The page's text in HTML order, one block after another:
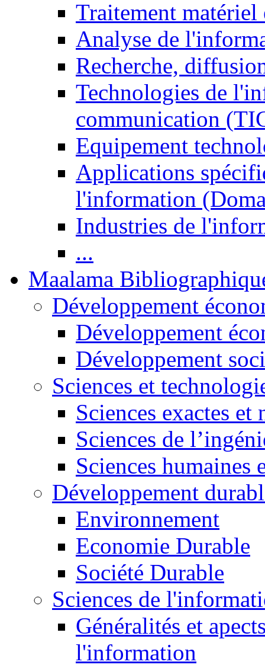
Traitement matériel
Analyse de
Recherche,
Technologies de
communication
Equipement
Applications
l'information
Industries de
...
Maalama
Développement
Développement
Développement
Sciences et
Sciences exactes et
Sciences de
Sciences humaines
Développement
Environnement
Economie Durable
Société Durable
Sciences de
Généralités et
l'information